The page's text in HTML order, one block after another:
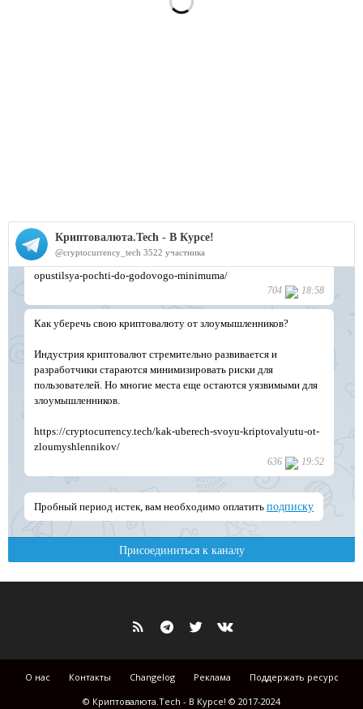
О нас Контакты Changelog Реклама
Поддержать ресурс
© Криптовалюта.Tech - В Курсе! © 2017-2024